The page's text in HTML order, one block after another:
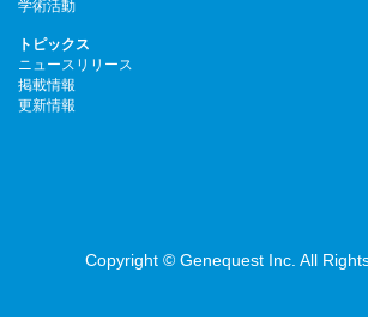
学術活動
トピックス
ニュースリリース
掲載情報
更新情報
Copyright © Genequest Inc. All